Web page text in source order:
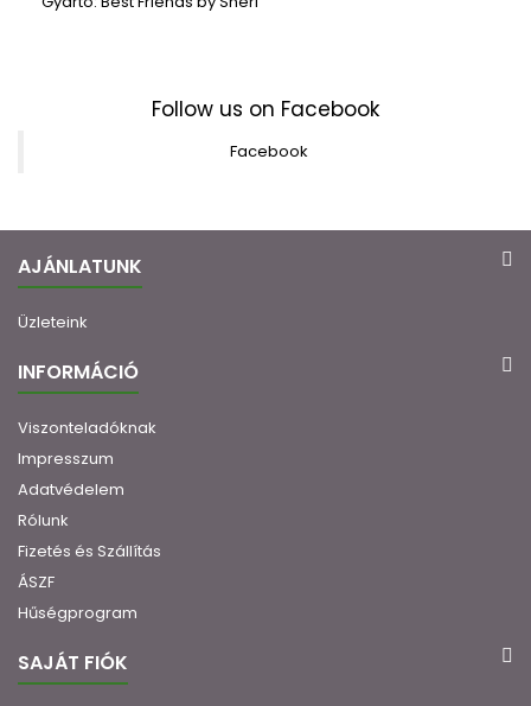
Follow us on Facebook
Facebook
AJÁNLATUNK
Üzleteink
INFORMÁCIÓ
Viszonteladóknak
Impresszum
Adatvédelem
Rólunk
Fizetés és Szállítás
ÁSZF
Hűségprogram
SAJÁT FIÓK